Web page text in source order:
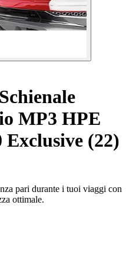
Schienale
MP3 HPE
Exclusive (22)
pari durante i tuoi viaggi con
ottimale.